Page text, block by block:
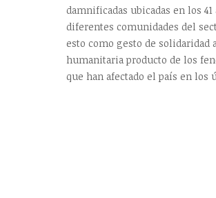
damnificadas ubicadas en los
diferentes comunidades del
esto como gesto de solidaridad
humanitaria producto de los
que han afectado el país en los